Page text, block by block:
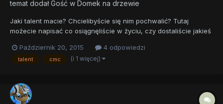
temat dodał Gość w Domek na drzewie
Jaki talent macie? Chcielibyście się nim pochwalić? Tutaj
możecie napisać co osiągnęliście w życiu, czy dostaliście jakieś
Październik 20, 2015
4 odpowiedzi
talent cmc (i 1 więcej)